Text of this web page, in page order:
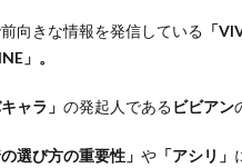
向きな情報を発信している 「
」。
ャラ」 の発起人であるビビアン
の選び方の重要性」 や 「アシリ」